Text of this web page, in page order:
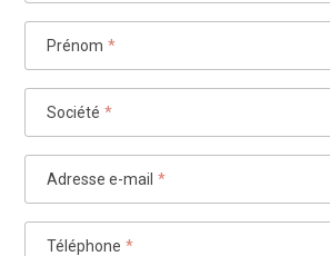
Prénom *
Société *
Adresse e-mail *
Téléphone *